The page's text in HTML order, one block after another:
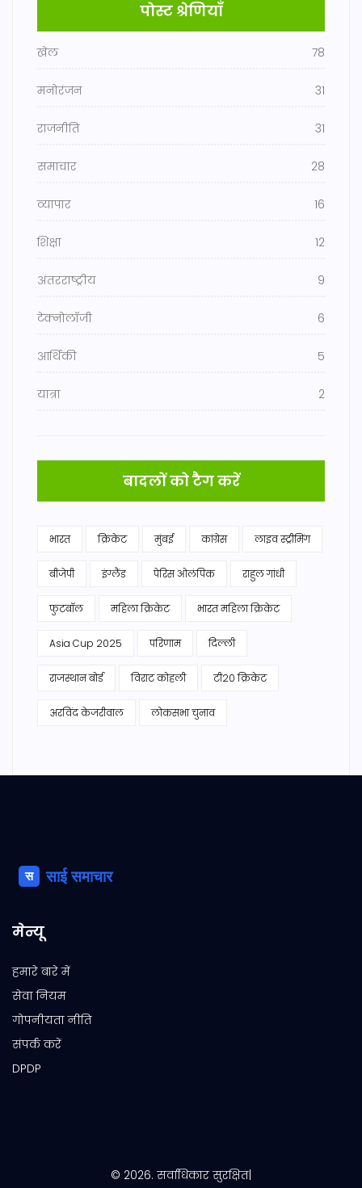
पोस्ट श्रेणियाँ
खेल 78
मनोरंजन 31
राजनीति 31
समाचार 28
व्यापार 16
शिक्षा 12
अंतरराष्ट्रीय 9
टेक्नोलॉजी 6
आर्थिकी 5
यात्रा 2
बादलों को टैग करें
भारत क्रिकेट मुंबई कांग्रेस लाइव स्ट्रीमिंग
बीजेपी इंग्लैंड पेरिस ओलंपिक राहुल गांधी
फुटबॉल महिला क्रिकेट भारत महिला क्रिकेट
Asia Cup 2025 परिणाम दिल्ली
राजस्थान बोर्ड विराट कोहली टी20 क्रिकेट
अरविंद केजरीवाल लोकसभा चुनाव
मेन्यू
हमारे बारे में
सेवा नियम
गोपनीयता नीति
संपर्क करें
DPDP
© 2026. सर्वाधिकार सुरक्षित|